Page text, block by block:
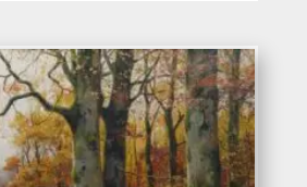
desde
220€
hasta
418€